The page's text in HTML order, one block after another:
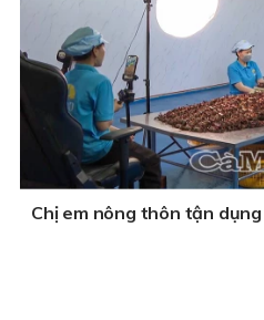
Chị em nông thôn tận